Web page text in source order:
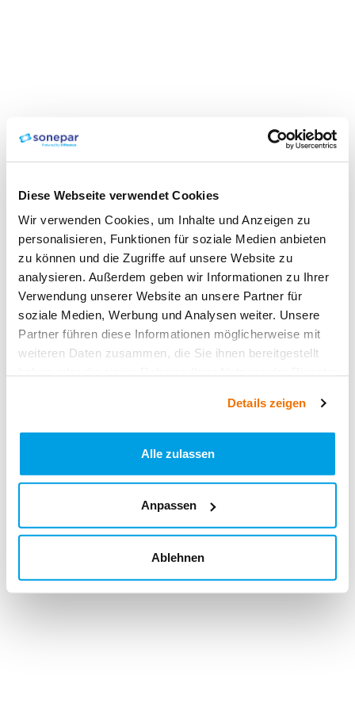
Diese Webseite verwendet Cookies
Wir verwenden Cookies, um Inhalte und Anzeigen zu
personalisieren, Funktionen für soziale Medien anbieten
zu können und die Zugriffe auf unsere Website zu
analysieren. Außerdem geben wir Informationen zu Ihrer
Verwendung unserer Website an unsere Partner für
soziale Medien, Werbung und Analysen weiter. Unsere
Partner führen diese Informationen möglicherweise mit
weiteren Daten zusammen, die Sie ihnen bereitgestellt
Details zeigen
Alle zulassen
Anpassen
Ablehnen